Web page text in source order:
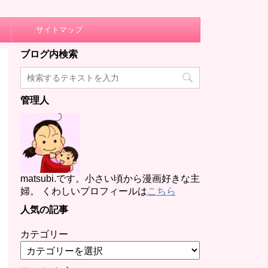
サイトマップ
ブログ内検索
管理人
matsubi.です。小さい頃から漫画好きな主
婦。 くわしいプロフィールはこちら
人気の記事
カテゴリー